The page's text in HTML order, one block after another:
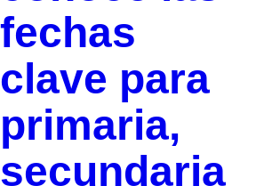
fechas
clave para
primaria,
secundaria